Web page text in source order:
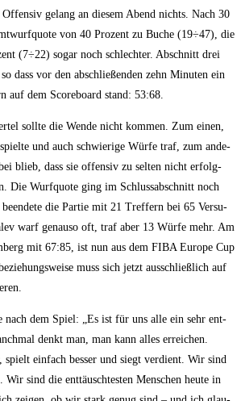
gelang an die­sem Abend nichts. Nach 30
von 40 Pro­zent zu Buche (19÷47), die
(7÷22) sogar noch schlech­ter. Abschnitt drei
dass vor den abschlie­ßen­den zehn Minu­ten ein
auf dem Score­board stand: 53:68.
soll­te die Wen­de nicht kom­men. Zum einen,
und auch schwie­ri­ge Wür­fe traf, zum ande­
blieb, dass sie offen­siv zu sel­ten nicht erfolg­
Die Wurf­quo­te ging im Schluss­ab­schnitt noch
been­de­te die Par­tie mit 21 Tref­fern bei 65 Ver­su­
warf genau­so oft, traf aber 13 Wür­fe mehr. Am
mit 67:85, ist nun aus dem FIBA Euro­pe Cup
muss sich jetzt aus­schließ­lich auf
nach dem Spiel: „Es ist für uns alle ein sehr ent­
denkt man, man kann alles errei­chen.
spielt ein­fach bes­ser und siegt ver­dient. Wir sind
Wir sind die ent­täusch­tes­ten Men­schen heu­te in